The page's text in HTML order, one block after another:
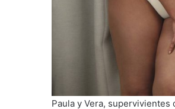
Paula y Vera, supervivientes